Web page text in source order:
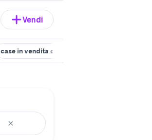
Vendi
case in vendita casali del manco